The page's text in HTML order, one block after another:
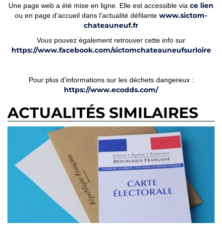
Une page web a été mise en ligne. Elle est accessible via ce lien
ou en page d’accueil dans l’actualité défilante www.sictom-
chateauneuf.fr
Vous pouvez également retrouver cette info sur
https://www.facebook.com/sictomchateauneufsurloire
Pour plus d’informations sur les déchets dangereux :
https://www.ecodds.com/
ACTUALITÉS SIMILAIRES